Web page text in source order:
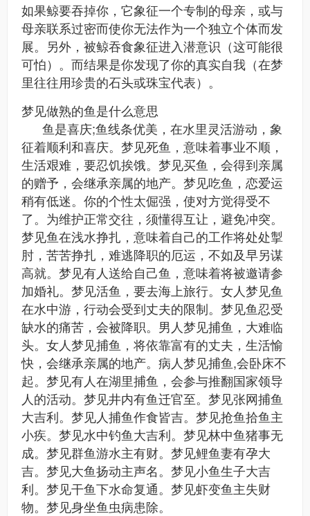
如果鲸要吞掉你，它象征一个专制的母亲，或与
母亲联系过密而使你无法作为一个独立个体而发
展。另外，被鲸吞食象征进入潜意识（这可能很
可怕）。而结果是你发现了你的真实自我（在梦
里往往用珍贵的石头或珠宝代表）。
梦见做熟的鱼是什么意思
鱼是喜庆;鱼线条优美，在水里灵活游动，象
征着顺利和喜庆。梦见死鱼，意味着事业不顺，
生活艰难，要忍饥挨饿。梦见买鱼，会得到亲属
的赠予，会继承亲属的地产。梦见吃鱼，恋爱运
稍有低迷。你的个性太倔强，使对方觉得受不
了。为维护正常交往，须懂得互让，避免冲突。
梦见鱼在浅水挣扎，意味着自己的工作将处处掣
肘，苦苦挣扎，难逃降职的厄运，不如及早另谋
高就。梦见有人送给自己鱼，意味着将被邀请参
加婚礼。梦见活鱼，要去海上旅行。女人梦见鱼
在水中游，行动会受到丈夫的限制。梦见鱼忍受
缺水的痛苦，会被降职。男人梦见捕鱼，大难临
头。女人梦见捕鱼，将依靠富有的丈夫，生活愉
快，会继承亲属的地产。病人梦见捕鱼,会卧床不
起。梦见有人在湖里捕鱼，会参与推翻国家领导
人的活动。梦见井内有鱼迁官至。梦见张网捕鱼
大吉利。梦见人捕鱼作食皆吉。梦见抢鱼拾鱼主
小疾。梦见水中钓鱼大吉利。梦见林中鱼猪事无
成。梦见群鱼游水主有财。梦见鲤鱼妻有孕大
吉。梦见大鱼扬动主声名。梦见小鱼生子大吉
利。梦见干鱼下水命复通。梦见虾变鱼主失财
物。梦见身坐鱼虫病患除。